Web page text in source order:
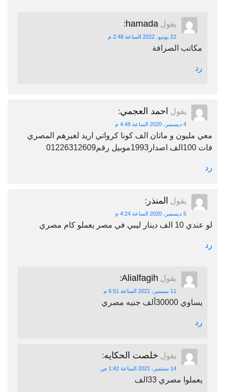
يقول hamada
:
22 يونيو، 2022 الساعة 2:48 م
مكاتب الصرافة
رد
يقول احمد العجمي:
4 ديسمبر، 2020 الساعة 4:48 م
معي مليون و ماتان الف كونا كرواتي اريد لغيرهم المصري
فات 100الف اصدار1993موبيل رقم01226312609
رد
يقول المنذر :
5 ديسمبر، 2020 الساعة 4:24 م
لو عندي 10 الف دينار ليبي في مصر يعملو كام مصري
رد
يقول Alialfagih
:
11 سبتمبر، 2021 الساعة 6:51 م
يساوي 30000ألف جنيه مصري
رد
يقول خلصت الحكايه:
14 سبتمبر، 2021 الساعة 1:42 ص
يعملوا مصري 33الف